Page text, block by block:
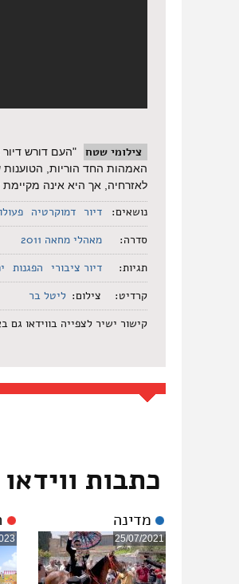
צילומי שטח
"העם דורש
האמהות החד הוריות, הטוענות
לאזרחיה, אך היא אינה מקיימת את
נושאים:
דיור דמוקרטיה
סדרה:
מאהלי מחאה 2011
תגיות:
דיור ציבורי הפגנות
קרדיט:
צילום: ליטל בר
קישור ישיר לצפייה בווידאו גם
כתבות
מדינה
25/07/2021